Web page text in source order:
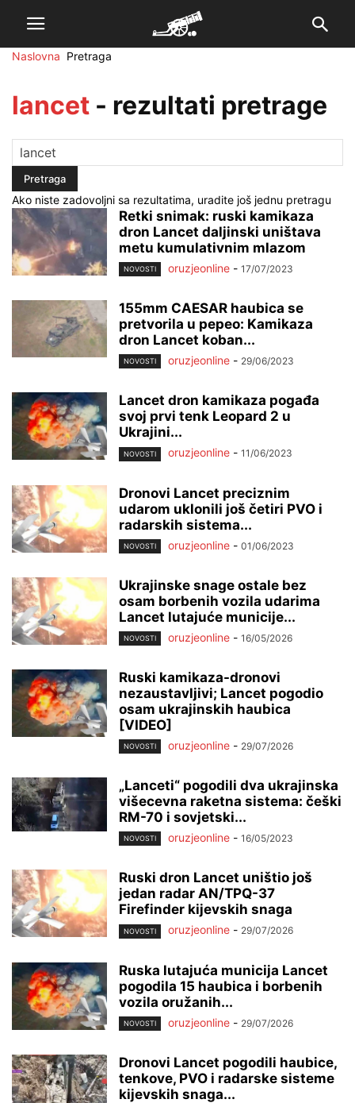
Naslovna Pretraga
lancet - rezultati pretrage
Ako niste zadovoljni sa rezultatima, uradite još jednu pretragu
Retki snimak: ruski kamikaza
dron Lancet daljinski uništava
metu kumulativnim mlazom
NOVOSTI oruzjeonline - 17/07/2023
155mm CAESAR haubica se
pretvorila u pepeo: Kamikaza
dron Lancet koban...
NOVOSTI oruzjeonline - 29/06/2023
Lancet dron kamikaza pogađa
svoj prvi tenk Leopard 2 u
Ukrajini...
NOVOSTI oruzjeonline - 11/06/2023
Dronovi Lancet preciznim
udarom uklonili još četiri PVO i
radarskih sistema...
NOVOSTI oruzjeonline - 01/06/2023
Ukrajinske snage ostale bez
osam borbenih vozila udarima
Lancet lutajuće municije...
NOVOSTI oruzjeonline - 16/05/2026
Ruski kamikaza-dronovi
nezaustavljivi; Lancet pogodio
osam ukrajinskih haubica
[VIDEO]
NOVOSTI oruzjeonline - 29/07/2026
„Lanceti“ pogodili dva ukrajinska
višecevna raketna sistema: češki
RM-70 i sovjetski...
NOVOSTI oruzjeonline - 16/05/2023
Ruski dron Lancet uništio još
jedan radar AN/TPQ-37
Firefinder kijevskih snaga
NOVOSTI oruzjeonline - 29/07/2026
Ruska lutajuća municija Lancet
pogodila 15 haubica i borbenih
vozila oružanih...
NOVOSTI oruzjeonline - 29/07/2026
Dronovi Lancet pogodili haubice,
tenkove, PVO i radarske sisteme
kijevskih snaga...